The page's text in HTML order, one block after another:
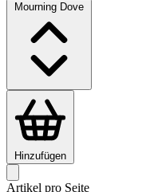
Mourning Dove
Hinzufügen
Artikel pro Seite